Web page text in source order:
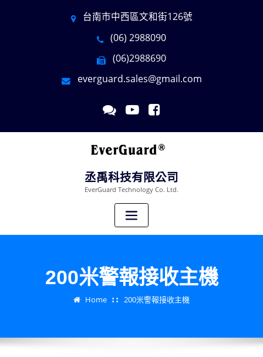
台南市中西區文和街126號
(06) 2988090
(06)2988690
everguard.sales@gmail.com
丞禹科技有限公司
EverGuard Technology Co. Ltd.
200米警報接收主機
Home 200米警報接收主機